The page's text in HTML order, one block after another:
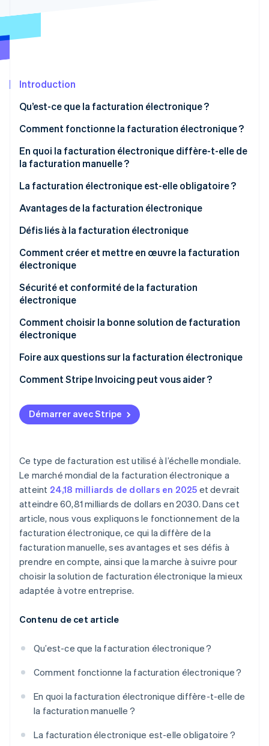
Prévention de la fraude
Climate
Vérification de l'identité
Découvrez comment Stripe construit l’infrastructure
Introduction
Qu’est-ce que la facturation électronique ?
Qu’est-ce qui n’est pas considéré comme une
Comment fonctionne la facturation électronique ?
En quoi la facturation électronique diffère-t-elle de
la facturation manuelle ?
La facturation électronique est-elle obligatoire ?
Avantages de la facturation électronique
Défis liés à la facturation électronique
Comment créer et mettre en œuvre la facturation
électronique
Analyse des besoins
Choix du système
Mise en place technique
Personnalisation
Contrôles de conformité
Mise en œuvre
Service de support
Lancement
Surveillance
Sécurité et conformité de la facturation
électronique
Mesures de sécurité recommandées
Exigences de conformité
Comment choisir la bonne solution de facturation
électronique
Évaluer vos besoins
Évaluer les fonctionnalités nécessaires
Consulter ses pairs et tester des solutions
Foire aux questions sur la facturation électronique
Comment Stripe Invoicing peut vous aider ?
Démarrer avec Stripe
Ce type de facturation est utilisé à l’échelle mondiale.
Le marché mondial de la facturation électronique a
atteint 24,18 milliards de dollars en 2025 et devrait
atteindre 60,81 milliards de dollars en 2030. Dans cet
article, nous vous expliquons le fonctionnement de la
facturation électronique, ce qui la diffère de la
facturation manuelle, ses avantages et ses défis à
prendre en compte, ainsi que la marche à suivre pour
choisir la solution de facturation électronique la mieux
adaptée à votre entreprise.
Contenu de cet article
Qu’est-ce que la facturation électronique ?
Comment fonctionne la facturation électronique ?
En quoi la facturation électronique diffère-t-elle de
la facturation manuelle ?
La facturation électronique est-elle obligatoire ?